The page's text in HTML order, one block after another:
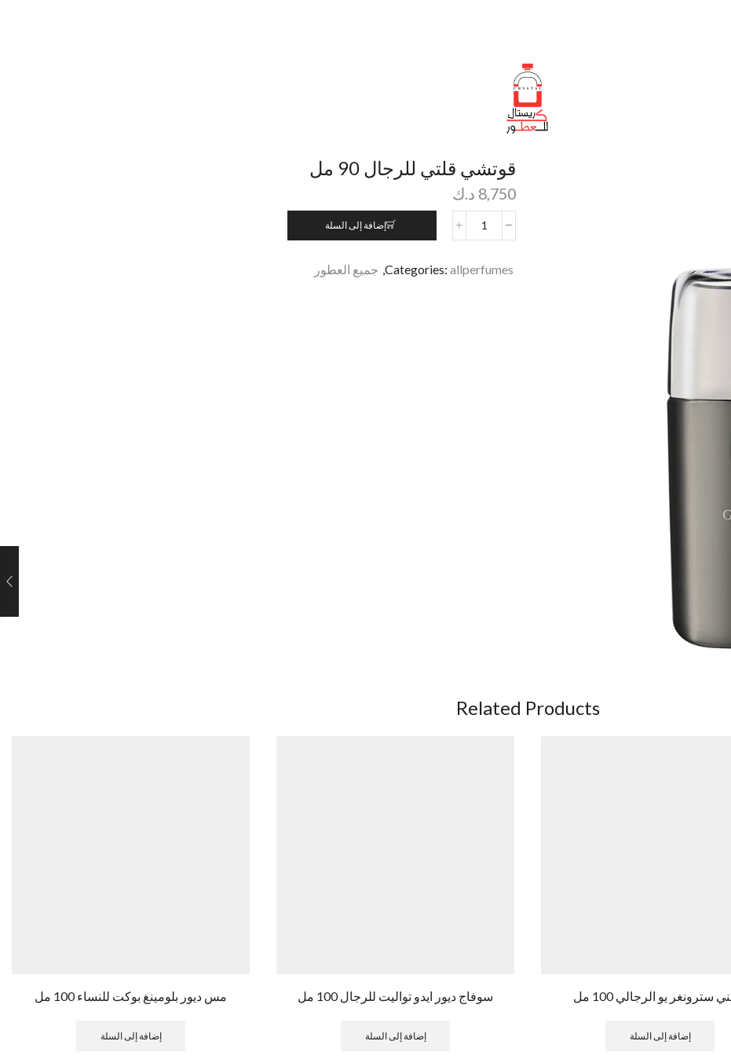
قوتشي قلتي للرجال 90 مل
8,750 د.ك
إضافة إلى السلة
Categories: allperfumes
, جميع العطور
Related Products
سترونغر يو الرجالي 100 مل
إضافة إلى السلة
سوفاج ديور ايدو تواليت للرجال 100 مل
إضافة إلى السلة
مس ديور بلومينغ بوكت للنساء 100 مل
إضافة إلى السلة